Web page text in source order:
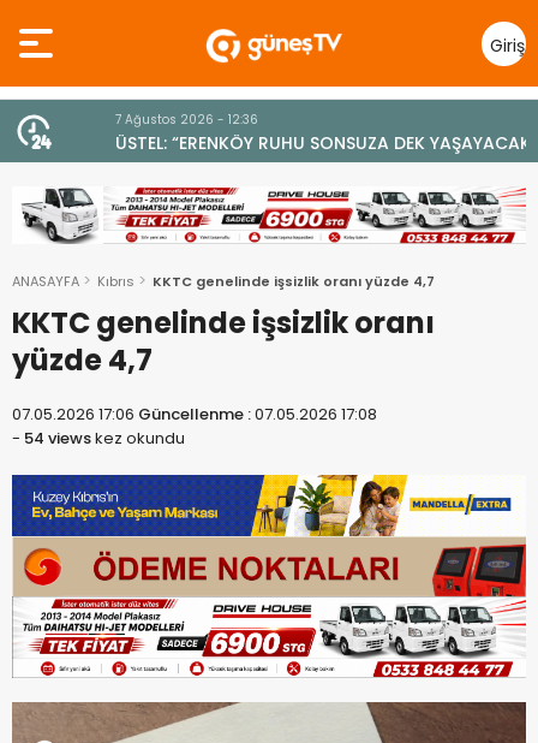
Giriş
Yap
7 Ağustos 2026 - 12:36
ÜSTEL: “ERENKÖY RUHU SONSUZA DEK YAŞAYACAK”
ANASAYFA Kıbrıs KKTC genelinde işsizlik oranı yüzde 4,7
KKTC genelinde işsizlik oranı
yüzde 4,7
07.05.2026 17:06 Güncellenme :07.05.2026 17:08
- 54 viewskez okundu